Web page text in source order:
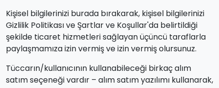
Kişisel bilgilerinizi burada bırakarak, kişisel bilgilerinizi
Gizlilik Politikası ve Şartlar ve Koşullar'da belirtildiği
şekilde ticaret hizmetleri sağlayan üçüncü taraflarla
paylaşmamıza izin vermiş ve izin vermiş olursunuz.
Tüccarın/kullanıcının kullanabileceği birkaç alım
satım seçeneği vardır – alım satım yazılımı kullanarak,